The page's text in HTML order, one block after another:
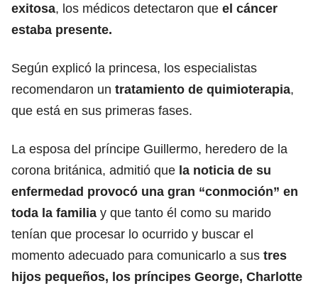
exitosa, los médicos detectaron que el cáncer
estaba presente.
Según explicó la princesa, los especialistas
recomendaron un tratamiento de quimioterapia,
que está en sus primeras fases.
La esposa del príncipe Guillermo, heredero de la
corona británica, admitió que la noticia de su
enfermedad provocó una gran “conmoción” en
toda la familia y que tanto él como su marido
tenían que procesar lo ocurrido y buscar el
momento adecuado para comunicarlo a sus tres
hijos pequeños, los príncipes George, Charlotte